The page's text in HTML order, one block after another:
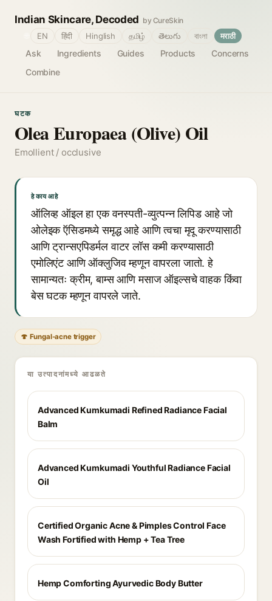
Indian Skincare, Decoded by CureSkin
Ask Ingredients Guides Products
Concerns
Combine
EN हिंदी Hinglish தமிழ் తెలుగు বাংলা मराठी
घटक
Olea Europaea (Olive) Oil
Emollient / occlusive
हे काय आहे
ऑलिव्ह ऑइल हा एक वनस्पती-व्युत्पन्न लिपिड आहे जो
ओलेइक ऍसिडमध्ये समृद्ध आहे आणि त्वचा मृदू करण्यासाठी
आणि ट्रान्सएपिडर्मल वाटर लॉस कमी करण्यासाठी
एमोलिएंट आणि ऑक्लुजिव म्हणून वापरला जातो. हे
सामान्यतः क्रीम, बाम्स आणि मसाज ऑइल्सचे वाहक किंवा
बेस घटक म्हणून वापरले जाते.
🍄 Fungal-acne trigger
या उत्पादनांमध्ये आढळते
Advanced Kumkumadi Refined Radiance Facial
Balm
Advanced Kumkumadi Youthful Radiance Facial
Oil
Certified Organic Acne & Pimples Control Face
Wash Fortified with Hemp + Tea Tree
Hemp Comforting Ayurvedic Body Butter